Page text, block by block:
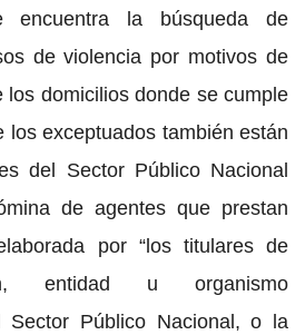
la búsqueda de
de violencia por motivos de
los domicilios donde se cumple
los exceptuados también están
del Sector Público Nacional
de agentes que prestan
por “los titulares de
entidad u organismo
Sector Público Nacional, o la